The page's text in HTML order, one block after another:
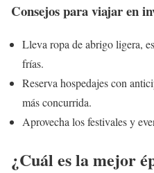
Consejos para viajar en
Lleva ropa de abrigo ligera,
frías.
Reserva hospedajes con
más concurrida.
Aprovecha los festivales y
¿Cuál es la mejor